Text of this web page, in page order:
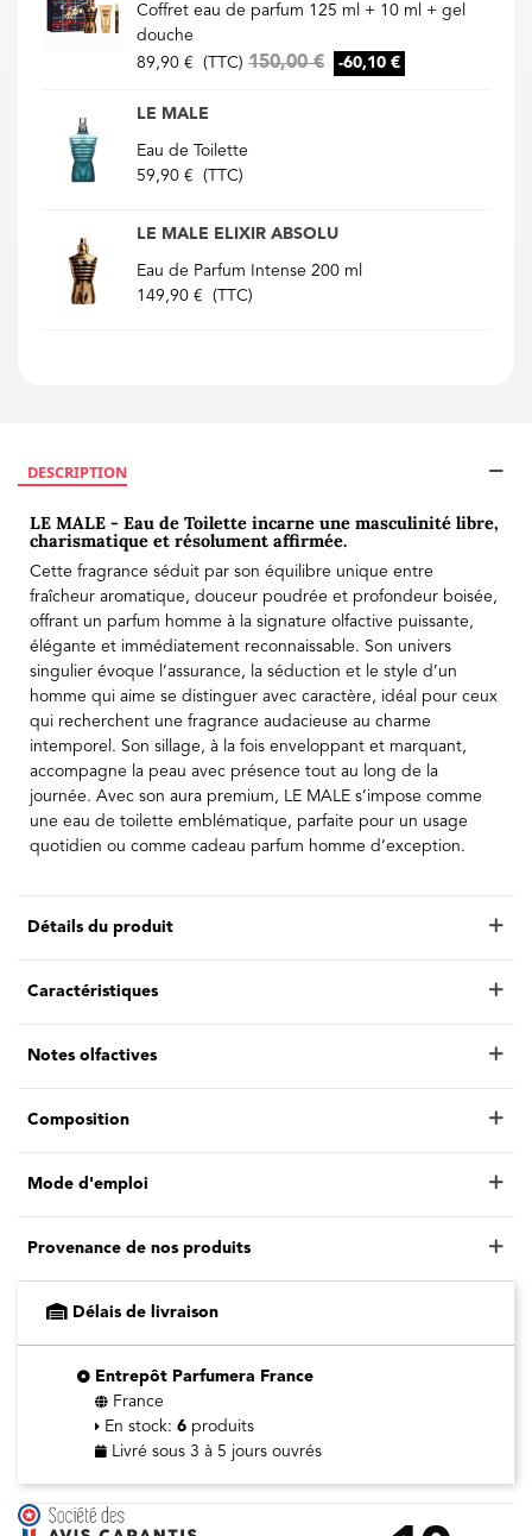
Coffret eau de parfum 125 ml + 10 ml + gel
douche
89,90 €
(TTC) 150,00 € -60,10 €
LE MALE
Eau de Toilette
59,90 €
(TTC)
LE MALE ELIXIR ABSOLU
Eau de Parfum Intense 200 ml
149,90 €
(TTC)
DESCRIPTION
LE MALE - Eau de Toilette incarne une masculinité libre,
charismatique et résolument affirmée.
Cette fragrance séduit par son équilibre unique entre
fraîcheur aromatique, douceur poudrée et profondeur boisée,
offrant un parfum homme à la signature olfactive puissante,
élégante et immédiatement reconnaissable. Son univers
singulier évoque l’assurance, la séduction et le style d’un
homme qui aime se distinguer avec caractère, idéal pour ceux
qui recherchent une fragrance audacieuse au charme
intemporel. Son sillage, à la fois enveloppant et marquant,
accompagne la peau avec présence tout au long de la
journée. Avec son aura premium, LE MALE s’impose comme
une eau de toilette emblématique, parfaite pour un usage
quotidien ou comme cadeau parfum homme d’exception.
Détails du produit
Caractéristiques
Notes olfactives
Composition
Mode d'emploi
Provenance de nos produits
Délais de livraison
Entrepôt Parfumera France
France
En stock: 6 produits
Livré sous 3 à 5 jours ouvrés